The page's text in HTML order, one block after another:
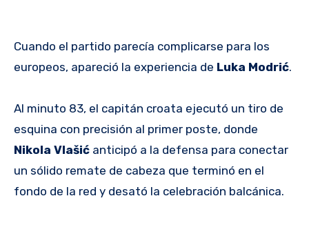
Cuando el partido parecía complicarse para los
europeos, apareció la experiencia de Luka Modrić.
Al minuto 83, el capitán croata ejecutó un tiro de
esquina con precisión al primer poste, donde
Nikola Vlašić anticipó a la defensa para conectar
un sólido remate de cabeza que terminó en el
fondo de la red y desató la celebración balcánica.